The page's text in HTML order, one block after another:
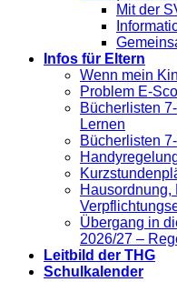
Mit der
Infos für Eltern
Wenn mein
Problem E-
Bücherlisten
Lernen
Bücherlisten
Hausordnung,
Übergang in
2026/27 –
Leitbild der THG
Schulkalender